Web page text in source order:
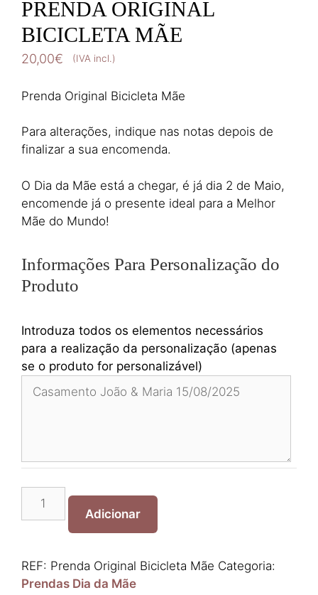
PRENDA ORIGINAL
BICICLETA MÃE
20,00€ (IVA incl.)
Prenda Original Bicicleta Mãe
Para alterações, indique nas notas depois de
finalizar a sua encomenda.
O Dia da Mãe está a chegar, é já dia 2 de Maio,
encomende já o presente ideal para a Melhor
Mãe do Mundo!
Informações Para Personalização do
Produto
Introduza todos os elementos necessários
para a realização da personalização (apenas
se o produto for personalizável)
Quantidade
Bicicleta
Mãe
Adicionar
REF: Prenda Original Bicicleta Mãe Categoria:
Prendas Dia da Mãe